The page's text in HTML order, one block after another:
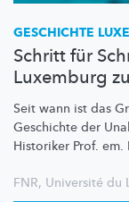
GESCHICHTE
Schritt für
Luxemburg
Seit wann ist das
Geschichte der
Historiker Prof.
FNR, Université du